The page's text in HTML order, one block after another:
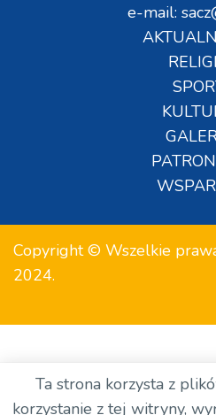
e-mail:
Copyright © Wszelkie
2024.
Ta strona korzysta z
korzystanie z tej witryny,